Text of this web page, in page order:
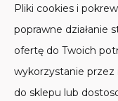
złożenie
Pliki cookies i
poprawne działanie
ofertę do Twoich
wykorzystanie przez
do sklepu lub